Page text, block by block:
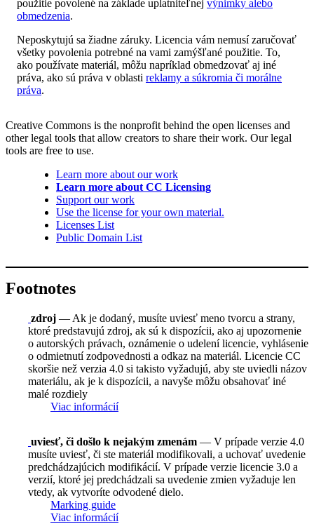
použitie povolené na základe uplatniteľnej výnimky alebo
obmedzenia.
Neposkytujú sa žiadne záruky. Licencia vám nemusí zaručovať
všetky povolenia potrebné na vami zamýšľané použitie. To,
ako používate materiál, môžu napríklad obmedzovať aj iné
práva, ako sú práva v oblasti reklamy a súkromia či morálne
práva.
Creative Commons is the nonprofit behind the open licenses and
other legal tools that allow creators to share their work. Our legal
tools are free to use.
Learn more about our work
Learn more about CC Licensing
Support our work
Use the license for your own material.
Licenses List
Public Domain List
Footnotes
zdroj — Ak je dodaný, musíte uviesť meno tvorcu a strany,
ktoré predstavujú zdroj, ak sú k dispozícii, ako aj upozornenie
o autorských právach, oznámenie o udelení licencie, vyhlásenie
o odmietnutí zodpovednosti a odkaz na materiál. Licencie CC
skoršie než verzia 4.0 si takisto vyžadujú, aby ste uviedli názov
materiálu, ak je k dispozícii, a navyše môžu obsahovať iné
malé rozdiely
Viac informácií
uviesť, či došlo k nejakým zmenám — V prípade verzie 4.0
musíte uviesť, či ste materiál modifikovali, a uchovať uvedenie
predchádzajúcich modifikácií. V prípade verzie licencie 3.0 a
verzií, ktoré jej predchádzali sa uvedenie zmien vyžaduje len
vtedy, ak vytvoríte odvodené dielo.
Marking guide
Viac informácií